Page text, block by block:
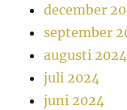
december
september
augusti 2024
juli 2024
juni 2024